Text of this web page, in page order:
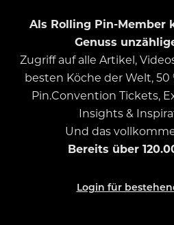
Als Rolling Pin-Member
Genuss
Zugriff auf alle Artikel,
besten Köche der Welt, 50
Pin.Convention Tickets,
Insights &
Und das
Bereits über
Login für